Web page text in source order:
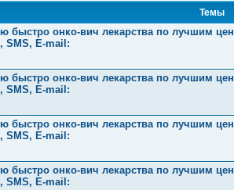
Темы
быстро онко-вич лекарства по лучшим
SMS, E-mail:
быстро онко-вич лекарства по лучшим
SMS, E-mail:
быстро онко-вич лекарства по лучшим
SMS, E-mail:
быстро онко-вич лекарства по лучшим
SMS, E-mail: